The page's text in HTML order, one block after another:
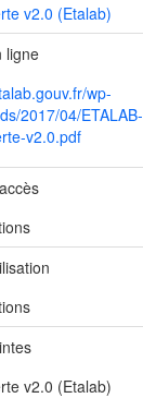
v2.0 (Etalab)
ligne
wp-
2017/04/ETALAB-
v2.0.pdf
v2.0 (Etalab)